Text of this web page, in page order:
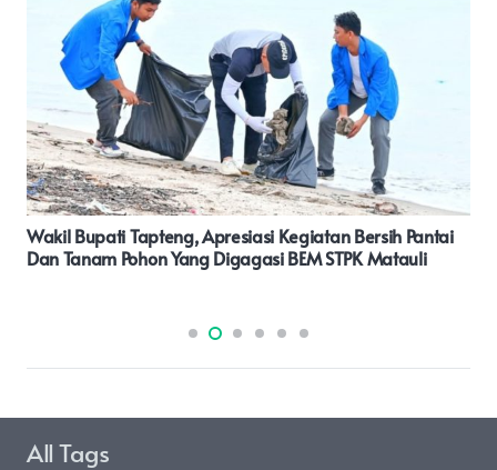
Dukung Program Ketahanan Pangan Nasional, Polda
Maluku Utara Hadiri Anev Bersama Instansi Terkait
All Tags